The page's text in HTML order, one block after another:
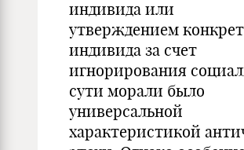
индивида или
утверждением
индивида за счет
игнорирования
сути морали было
универсальной
характеристикой